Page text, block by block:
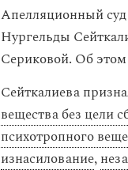
Апелляционный
Нургельды
Сериковой. Об этом
Сейткалиева
вещества без цели
психотропного
изнасилование,